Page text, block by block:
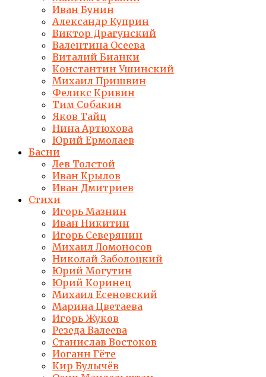
Иван Бунин
Александр Куприн
Виктор Драгунский
Валентина Осеева
Виталий Бианки
Константин Ушинский
Михаил Пришвин
Феликс Кривин
Тим Собакин
Яков Тайц
Нина Артюхова
Юрий Ермолаев
Басни
Лев Толстой
Иван Крылов
Иван Дмитриев
Стихи
Игорь Мазнин
Иван Никитин
Игорь Северянин
Михаил Ломоносов
Николай Заболоцкий
Юрий Могутин
Юрий Коринец
Михаил Есеновский
Марина Цветаева
Игорь Жуков
Резеда Валеева
Станислав Востоков
Иоганн Гёте
Кир Булычёв